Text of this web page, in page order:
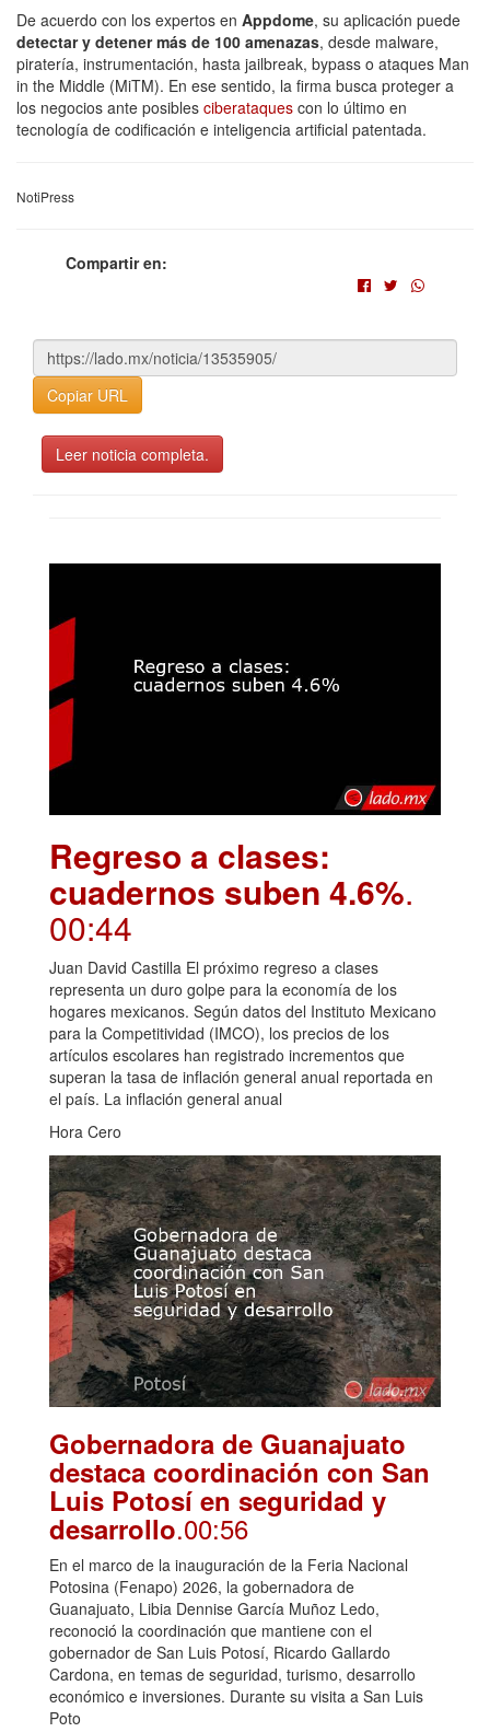
De acuerdo con los expertos en Appdome, su aplicación puede
detectar y detener más de 100 amenazas, desde malware,
piratería, instrumentación, hasta jailbreak, bypass o ataques Man
in the Middle (MiTM). En ese sentido, la firma busca proteger a
los negocios ante posibles ciberataques con lo último en
tecnología de codificación e inteligencia artificial patentada.
NotiPress
Compartir en:
Copiar URL
Leer noticia completa.
Regreso a clases:
cuadernos suben 4.6%.
00:44
Juan David Castilla El próximo regreso a clases
representa un duro golpe para la economía de los
hogares mexicanos. Según datos del Instituto Mexicano
para la Competitividad (IMCO), los precios de los
artículos escolares han registrado incrementos que
superan la tasa de inflación general anual reportada en
el país. La inflación general anual
Hora Cero
Gobernadora de Guanajuato
destaca coordinación con San
Luis Potosí en seguridad y
desarrollo.00:56
En el marco de la inauguración de la Feria Nacional
Potosina (Fenapo) 2026, la gobernadora de
Guanajuato, Libia Dennise García Muñoz Ledo,
reconoció la coordinación que mantiene con el
gobernador de San Luis Potosí, Ricardo Gallardo
Cardona, en temas de seguridad, turismo, desarrollo
económico e inversiones. Durante su visita a San Luis
Poto